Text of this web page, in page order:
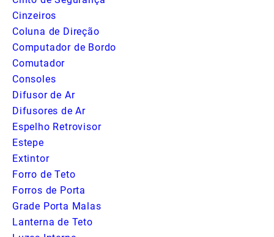
Cinzeiros
Coluna de Direção
Computador de Bordo
Comutador
Consoles
Difusor de Ar
Difusores de Ar
Espelho Retrovisor
Estepe
Extintor
Forro de Teto
Forros de Porta
Grade Porta Malas
Lanterna de Teto